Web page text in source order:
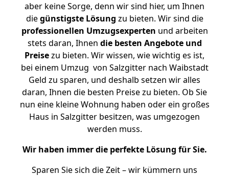
aber keine Sorge, denn wir sind hier, um Ihnen
diegünstigste Lösung zu bieten. Wir sind die
professionellen Umzugsexperten und arbeiten
stets daran, Ihnen die besten Angebote und
Preisezu bieten. Wir wissen, wie wichtig es ist,
bei einem Umzug von Salzgitter nach Waibstadt
Geld zu sparen, und deshalb setzen wir alles
daran, Ihnen die besten Preise zu bieten. Ob Sie
nun eine kleine Wohnung haben oder ein großes
Haus in Salzgitter besitzen, was umgezogen
werden muss.
Wir haben immer die perfekte Lösung für Sie.
Sparen Sie sich die Zeit – wir kümmern uns